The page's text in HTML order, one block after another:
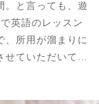
。と言っても、遊
英語のレッスン
、所用が溜まりに
せていただいて…